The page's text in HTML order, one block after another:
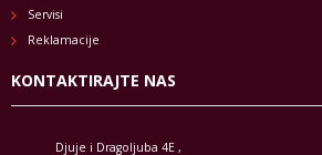
Servisi
Reklamacije
KONTAKTIRAJTE NAS
Djuje i Dragoljuba 4E ,